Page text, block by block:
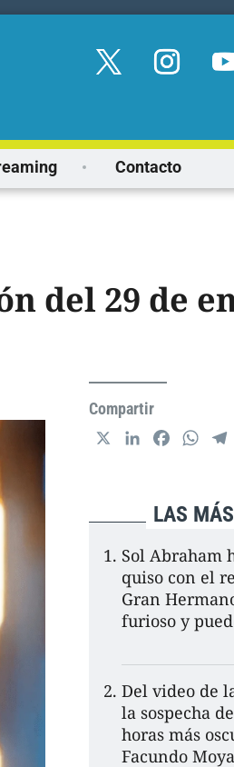
Contacto
del 29 de
Compartir
e
I
n
e
b
k
W
t
s
p
e
g
LAS
Sol Abraham
quiso con el
Gran
furioso y
Del video de
la sospecha
horas más
Facundo